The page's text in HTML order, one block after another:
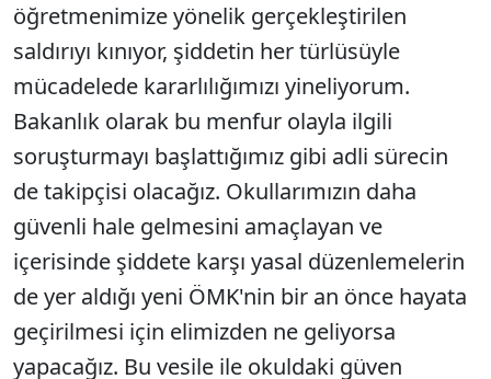
öğretmenimize yönelik gerçekleştirilen
saldırıyı kınıyor, şiddetin her türlüsüyle
mücadelede kararlılığımızı yineliyorum.
Bakanlık olarak bu menfur olayla ilgili
soruşturmayı başlattığımız gibi adli sürecin
de takipçisi olacağız. Okullarımızın daha
güvenli hale gelmesini amaçlayan ve
içerisinde şiddete karşı yasal düzenlemelerin
de yer aldığı yeni ÖMK'nin bir an önce hayata
geçirilmesi için elimizden ne geliyorsa
yapacağız. Bu vesile ile okuldaki güven